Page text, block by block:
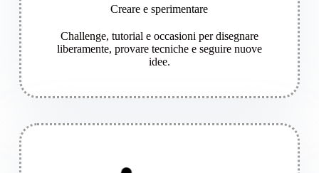
Creare e sperimentare
Challenge, tutorial e occasioni per disegnare
liberamente, provare tecniche e seguire nuove
idee.